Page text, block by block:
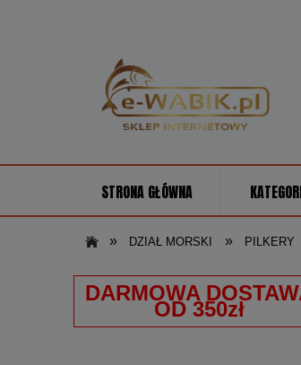
STRONA GŁÓWNA
» DZIAŁ MORSKI » PILKERY
DARMOWA
OD 350zł